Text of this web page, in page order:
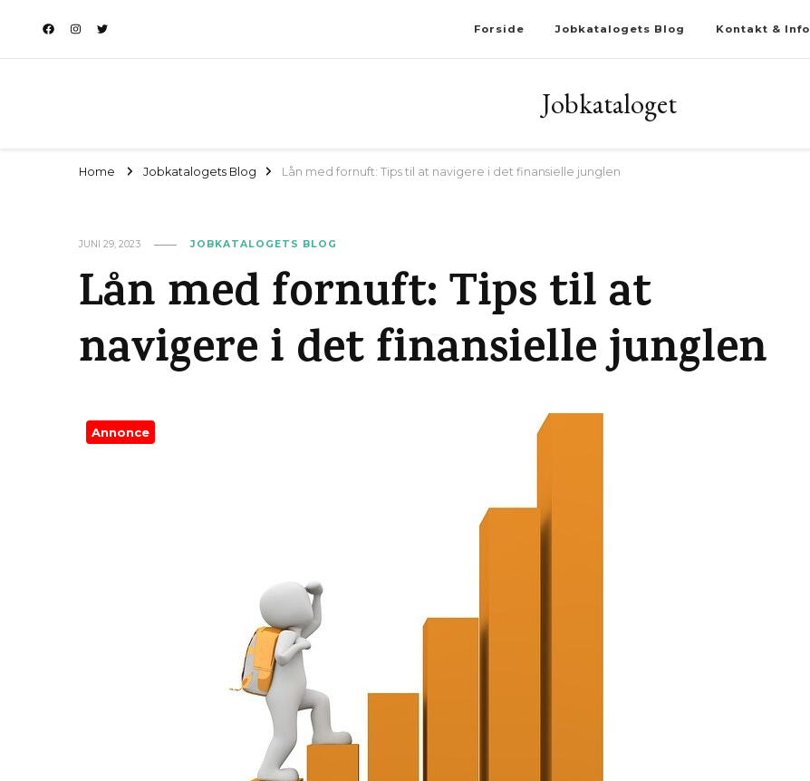
Forside Jobkatalogets Blog Kontakt & Info
Jobkataloget
Home Jobkatalogets Blog Lån med fornuft: Tips til at navigere i det finansielle junglen
JUNI 29, 2023 JOBKATALOGETS BLOG
Lån med fornuft: Tips til at
navigere i det finansielle junglen
Annonce